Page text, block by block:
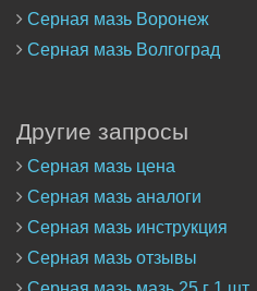
Серная мазь Воронеж
Серная мазь Волгоград
Другие запросы
Серная мазь цена
Серная мазь аналоги
Серная мазь инструкция
Серная мазь отзывы